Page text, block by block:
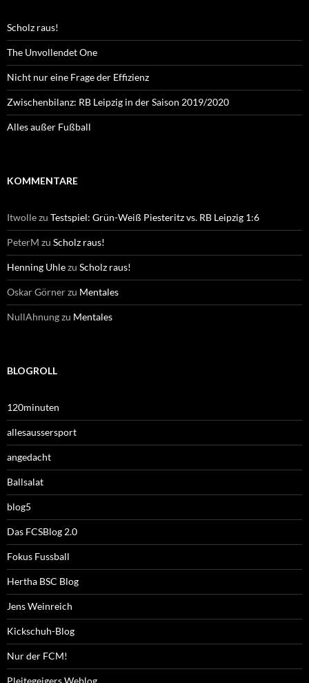
Scholz raus!
The Unvollendet One
Nicht nur eine Frage der Effizienz
Zwischenbilanz: RB Leipzig in der Saison 2019/2020
Alles außer Fußball
KOMMENTARE
Itwollezu Testspiel: Grün-Weiß Piesteritz vs. RB Leipzig 1:6
PeterM zu Scholz raus!
Henning Uhlezu Scholz raus!
Oskar Görnerzu Mentales
NullAhnungzu Mentales
BLOGROLL
120minuten
allesaussersport
angedacht
Ballsalat
blog5
Das FCSBlog 2.0
Fokus Fussball
Hertha BSC Blog
Jens Weinreich
Kickschuh-Blog
Nur der FCM!